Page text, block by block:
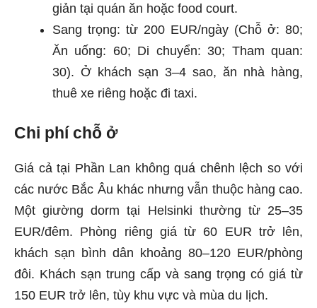
giản tại quán ăn hoặc food court.
Sang trọng: từ 200 EUR/ngày (Chỗ ở: 80;
Ăn uống: 60; Di chuyển: 30; Tham quan:
30). Ở khách sạn 3–4 sao, ăn nhà hàng,
thuê xe riêng hoặc đi taxi.
Chi phí chỗ ở
Giá cả tại Phần Lan không quá chênh lệch so với
các nước Bắc Âu khác nhưng vẫn thuộc hàng cao.
Một giường dorm tại Helsinki thường từ 25–35
EUR/đêm. Phòng riêng giá từ 60 EUR trở lên,
khách sạn bình dân khoảng 80–120 EUR/phòng
đôi. Khách sạn trung cấp và sang trọng có giá từ
150 EUR trở lên, tùy khu vực và mùa du lịch.